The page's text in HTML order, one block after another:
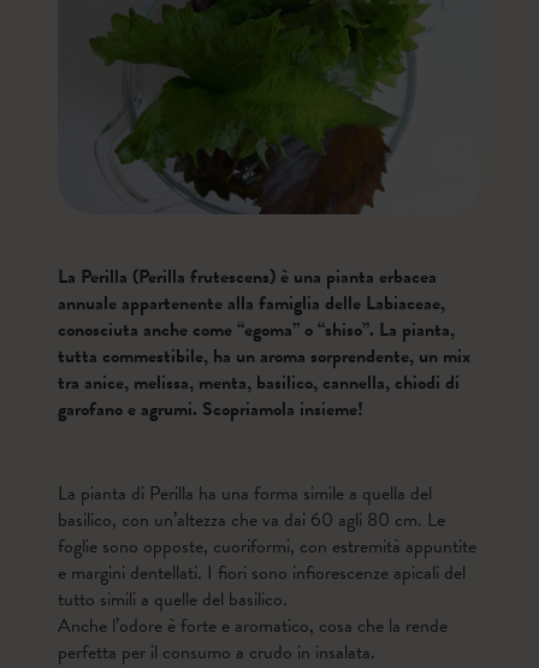
La Perilla (Perilla frutescens) è una pianta erbacea
annuale appartenente alla famiglia delle Labiaceae,
conosciuta anche come “egoma” o “shiso”. La pianta,
tutta commestibile, ha un aroma sorprendente, un mix
tra anice, melissa, menta, basilico, cannella, chiodi di
garofano e agrumi. Scopriamola insieme!
La pianta di Perilla ha una forma simile a quella del
basilico, con un’altezza che va dai 60 agli 80 cm. Le
foglie sono opposte, cuoriformi, con estremità appuntite
e margini dentellati. I fiori sono infiorescenze apicali del
tutto simili a quelle del basilico.
Anche l’odore è forte e aromatico, cosa che la rende
perfetta per il consumo a crudo in insalata.